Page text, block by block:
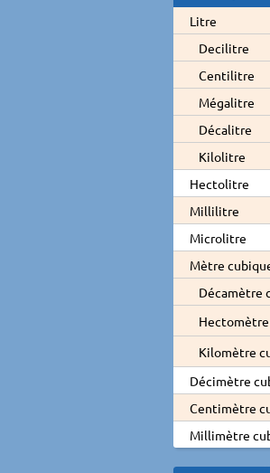
Litre
Decilitre
Centilitre
Mégalitre
Décalitre
Kilolitre
Hectolitre
Millilitre
Microlitre
Mètre
Décamètre
Kilomètre
Décimètre
Centimètre
Millimètre